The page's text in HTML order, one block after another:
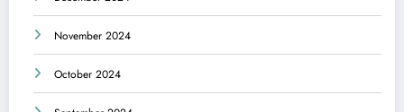
November 2024
October 2024